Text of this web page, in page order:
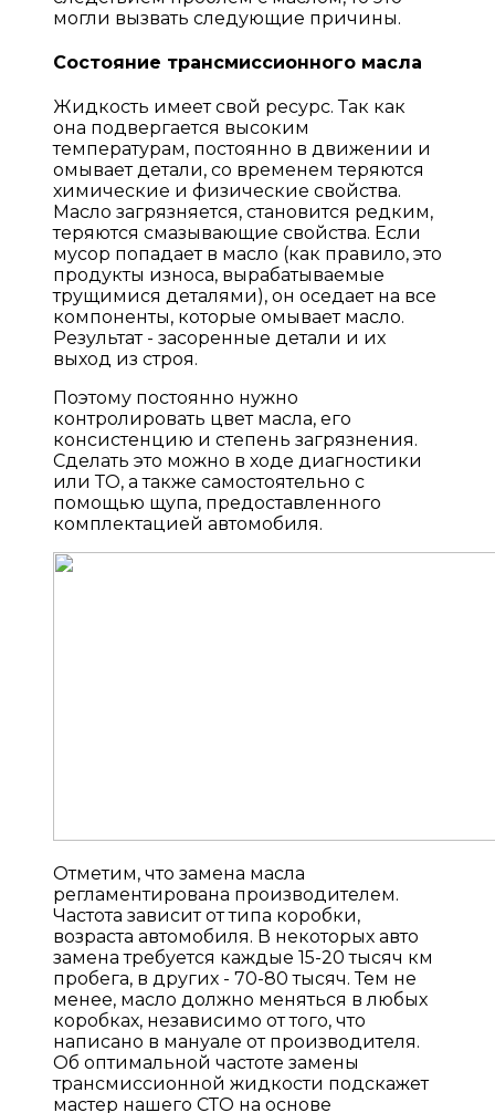
могли вызвать следующие причины.
Состояние трансмиссионного масла
Жидкость имеет свой ресурс. Так как
она подвергается высоким
температурам, постоянно в движении и
омывает детали, со временем теряются
химические и физические свойства.
Масло загрязняется, становится редким,
теряются смазывающие свойства. Если
мусор попадает в масло (как правило, это
продукты износа, вырабатываемые
трущимися деталями), он оседает на все
компоненты, которые омывает масло.
Результат - засоренные детали и их
выход из строя.
Поэтому постоянно нужно
контролировать цвет масла, его
консистенцию и степень загрязнения.
Сделать это можно в ходе диагностики
или ТО, а также самостоятельно с
помощью щупа, предоставленного
комплектацией автомобиля.
Отметим, что замена масла
регламентирована производителем.
Частота зависит от типа коробки,
возраста автомобиля. В некоторых авто
замена требуется каждые 15-20 тысяч км
пробега, в других - 70-80 тысяч. Тем не
менее, масло должно меняться в любых
коробках, независимо от того, что
написано в мануале от производителя.
Об оптимальной частоте замены
трансмиссионной жидкости подскажет
мастер нашего СТО на основе